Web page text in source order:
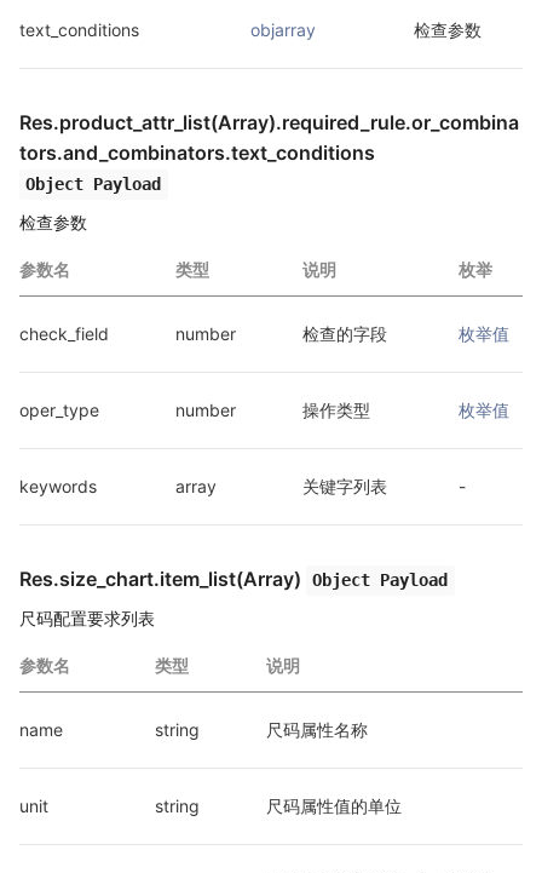
text_conditions objarray 检查参数
Res.product_attr_list(Array).required_rule.or_combina
tors.and_combinators.text_conditions
Object Payload
检查参数
参数名 类型 说明 枚举
check_field number 检查的字段 枚举值
oper_type number 操作类型 枚举值
keywords array 关键字列表 -
Res.size_chart.item_list(Array) Object Payload
尺码配置要求列表
参数名 类型 说明
name string 尺码属性名称
unit string 尺码属性值的单位